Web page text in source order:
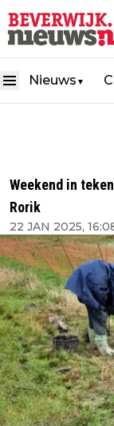
Nieuws ▼
Weekend in
Rorik
22 JAN 2025,